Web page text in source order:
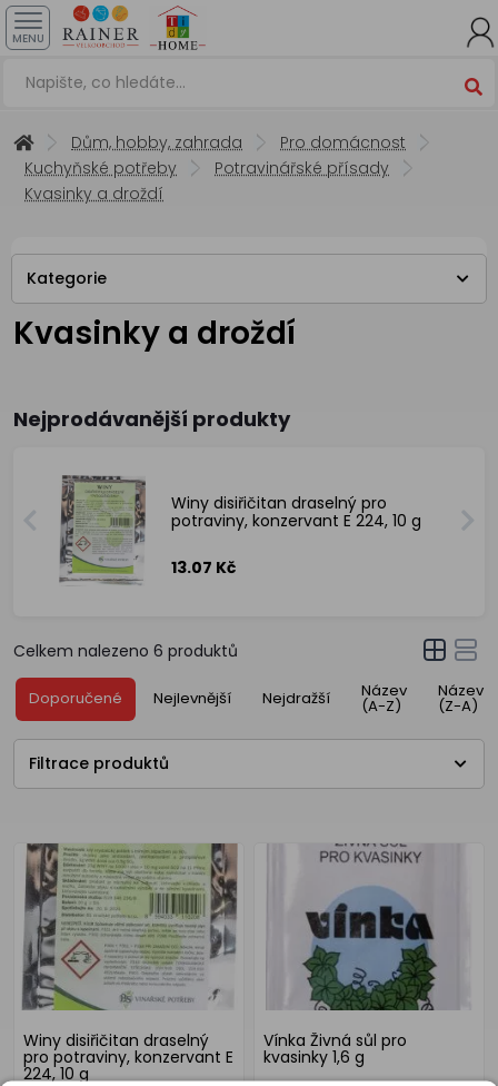
MENU
Dům, hobby, zahrada
Pro domácnost
Kuchyňské potřeby
Potravinářské přísady
Kvasinky a droždí
Kategorie
Kvasinky a droždí
Nejprodávanější produkty
Winy disiřičitan draselný pro
potraviny, konzervant E 224, 10 g
13.07 Kč
Celkem nalezeno 6 produktů
Doporučené Nejlevnější Nejdražší Název
(A-Z)
Název
(Z-A)
Filtrace produktů
Winy disiřičitan draselný
pro potraviny, konzervant E
224, 10 g
Vínka Živná sůl pro
kvasinky 1,6 g